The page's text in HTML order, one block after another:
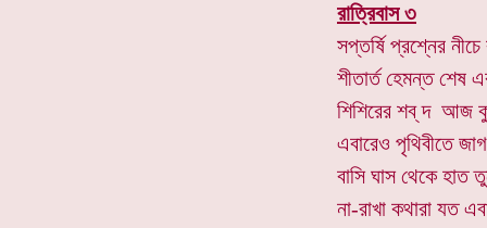
রাত্রিবাস ৩
সপ্তর্ষি প্রশ্নের
শীতার্ত হেমন্ত শেষ
শিশিরের শব্ দ আজ
এবারেও পৃথিবীতে
বাসি ঘাস থেকে হাত
না-রাখা কথারা যত